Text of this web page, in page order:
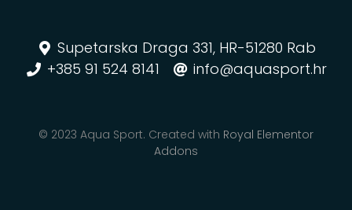
Supetarska Draga 331, HR-51280 Rab
+385 91 524 8141
info@aquasport.hr
© 2023 Aqua Sport. Created with Royal Elementor
Addons